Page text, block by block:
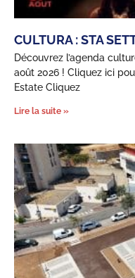
CULTURA : STA
Découvrez l’agenda
août 2026 ! Cliquez ici
Estate Cliquez
Lire la suite »